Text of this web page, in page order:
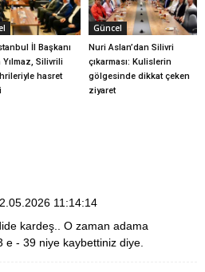
İl Başkanı
Silivrili
hasret
Güncel
Nuri Aslan’dan Silivri
çıkarması: Kulislerin
gölgesinde dikkat çeken
ziyaret
11:14:14
kardeş.. O zaman adama
e - 39 niye kaybettiniz diye.